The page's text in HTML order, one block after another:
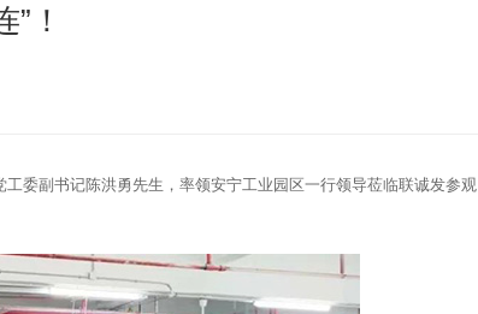
！
委副书记陈洪勇先生，率领安宁工业园区一行领导莅临联诚发参观